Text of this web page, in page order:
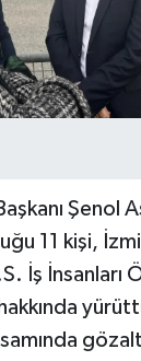
Şenol
11 kişi,
İş